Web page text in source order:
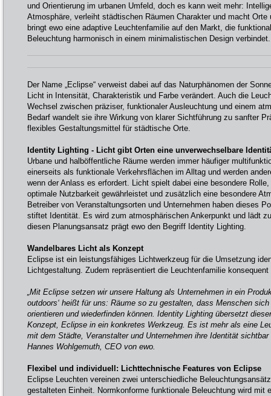
und Orientierung im urbanen Umfeld, doch es kann weit mehr:
Atmosphäre, verleiht städtischen Räumen Charakter und macht
bringt ewo eine adaptive Leuchtenfamilie auf den Markt, die
Beleuchtung harmonisch in einem minimalistischen Design verbindet.
Der Name „Eclipse“ verweist dabei auf das Naturphänomen der
Licht in Intensität, Charakteristik und Farbe verändert. Auch die
Wechsel zwischen präziser, funktionaler Ausleuchtung und einem
Bedarf wandelt sie ihre Wirkung von klarer Sichtführung zu sanfter
flexibles Gestaltungsmittel für städtische Orte.
Identity Lighting - Licht gibt Orten eine unverwechselbare
Urbane und halböffentliche Räume werden immer häufiger
einerseits als funktionale Verkehrsflächen im Alltag und werden
wenn der Anlass es erfordert. Licht spielt dabei eine besondere
optimale Nutzbarkeit gewährleistet und zusätzlich eine besondere
Betreiber von Veranstaltungsorten und Unternehmen haben dieses
stiftet Identität. Es wird zum atmosphärischen Ankerpunkt und lädt
diesen Planungsansatz prägt ewo den Begriff Identity Lighting.
Wandelbares Licht als Konzept
Eclipse ist ein leistungsfähiges Lichtwerkzeug für die Umsetzung
Lichtgestaltung. Zudem repräsentiert die Leuchtenfamilie
„Mit Eclipse setzen wir unsere Haltung als Unternehmen in ein
outdoors‘ heißt für uns: Räume so zu gestalten, dass Menschen
orientieren und wiederfinden können. Identity Lighting übersetzt
Konzept, Eclipse in ein konkretes Werkzeug. Es ist mehr als eine
mit dem Städte, Veranstalter und Unternehmen ihre Identität sichtbar
Hannes Wohlgemuth, CEO von ewo.
Flexibel und individuell: Lichttechnische Features von Eclipse
Eclipse Leuchten vereinen zwei unterschiedliche
gestalteten Einheit. Normkonforme funktionale Beleuchtung wird mit